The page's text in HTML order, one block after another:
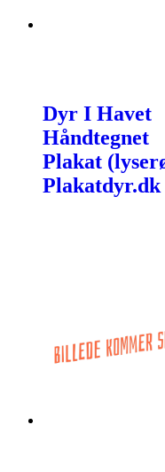
Dyr I Havet
Håndtegnet
Plakat
Plakatdyr.dk